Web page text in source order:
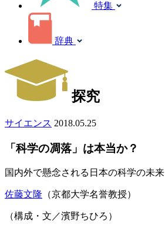
特集
辞典
探究
サイエンス 2018.05.25
「科学の凋落」は本当か？
国内外で懸念される日本の科学の未来
佐藤文隆 （京都大学名誉教授）
（構成・文／濱野ちひろ）